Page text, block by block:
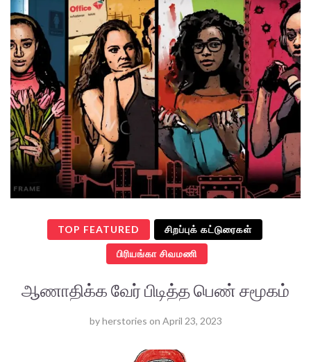
TOP FEATURED சிறப்புக் கட்டுரைகள்
பிரியங்கா சிவமணி
ஆணாதிக்க வேர் பிடித்த பெண் சமூகம்
byherstories on April 23, 2023